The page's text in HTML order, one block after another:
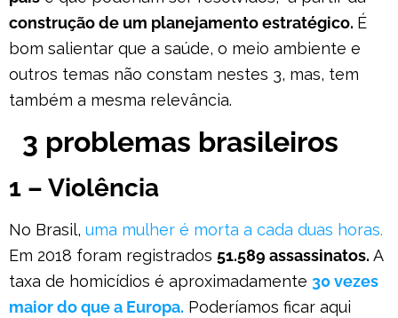
construção de um planejamento estratégico. É
bom salientar que a saúde, o meio ambiente e
outros temas não constam nestes 3, mas, tem
também a mesma relevância.
3 problemas brasileiros
1 – Violência
No Brasil, uma mulher é morta a cada duas horas.
Em 2018 foram registrados 51.589 assassinatos. A
taxa de homicídios é aproximadamente 30 vezes
maior do que a Europa. Poderíamos ficar aqui